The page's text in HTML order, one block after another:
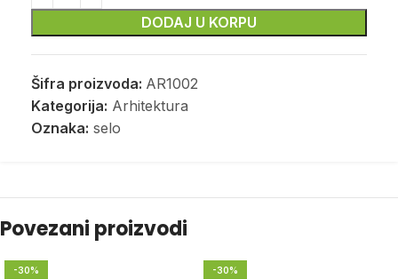
DODAJ U KORPU
Šifra proizvoda: AR1002
Kategorija: Arhitektura
Oznaka: selo
Povezani proizvodi
-30% -30%